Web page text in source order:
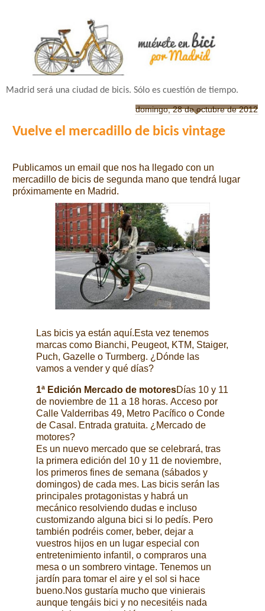
Madrid será una ciudad de bicis. Sólo es cuestión de tiempo.
domingo, 28 de octubre de 2012
Vuelve el mercadillo de bicis vintage
Publicamos un email que nos ha llegado con un
mercadillo de bicis de segunda mano que tendrá lugar
próximamente en Madrid.
Las bicis ya están aquí.Esta vez tenemos
marcas como Bianchi, Peugeot, KTM, Staiger,
Puch, Gazelle o Turmberg. ¿Dónde las
vamos a vender y qué días?
1ª Edición Mercado de motoresDías 10 y 11
de noviembre de 11 a 18 horas. Acceso por
Calle Valderribas 49, Metro Pacífico o Conde
de Casal. Entrada gratuita. ¿Mercado de
motores?
Es un nuevo mercado que se celebrará, tras
la primera edición del 10 y 11 de noviembre,
los primeros fines de semana (sábados y
domingos) de cada mes. Las bicis serán las
principales protagonistas y habrá un
mecánico resolviendo dudas e incluso
customizando alguna bici si lo pedís. Pero
también podréis comer, beber, dejar a
vuestros hijos en un lugar especial con
entretenimiento infantil, o compraros una
mesa o un sombrero vintage. Tenemos un
jardín para tomar el aire y el sol si hace
bueno.Nos gustaría mucho que vinierais
aunque tengáis bici y no necesitéis nada